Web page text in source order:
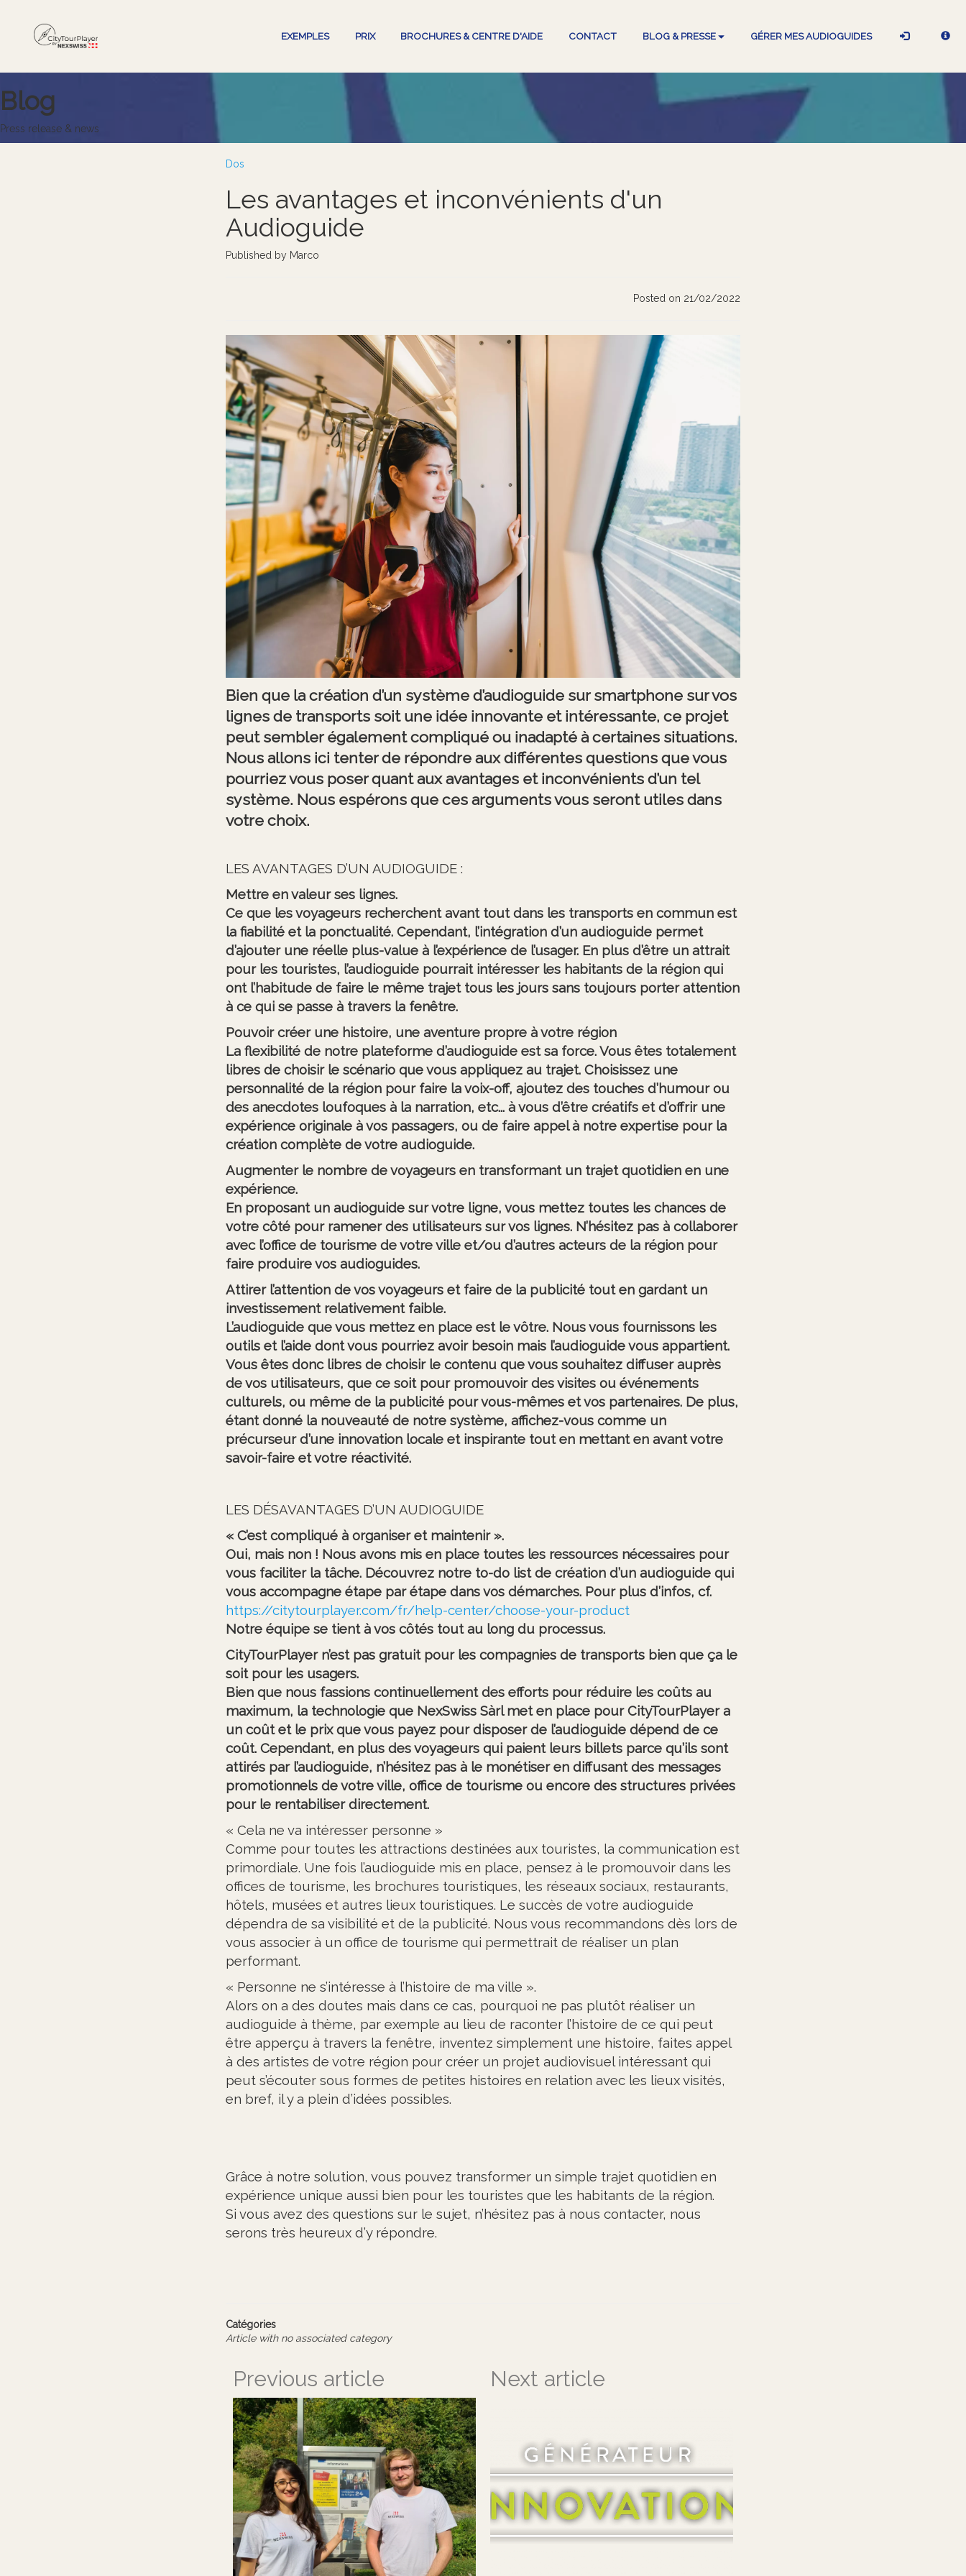
EXEMPLES PRIX BROCHURES & CENTRE D'AIDE CONTACT BLOG & PRESSE GÉRER MES AUDIOGUIDES
Blog
Press release & news
Dos
Les avantages et inconvénients d'un
Audioguide
Published by Marco
Posted on 21/02/2022
Bien que la création d’un système d’audioguide sur smartphone sur vos
lignes de transports soit une idée innovante et intéressante, ce projet
peut sembler également compliqué ou inadapté à certaines situations.
Nous allons ici tenter de répondre aux différentes questions que vous
pourriez vous poser quant aux avantages et inconvénients d’un tel
système. Nous espérons que ces arguments vous seront utiles dans
votre choix.
LES AVANTAGES D’UN AUDIOGUIDE :
Mettre en valeur ses lignes.
Ce que les voyageurs recherchent avant tout dans les transports en commun est
la fiabilité et la ponctualité. Cependant, l’intégration d’un audioguide permet
d’ajouter une réelle plus-value à l’expérience de l’usager. En plus d’être un attrait
pour les touristes, l’audioguide pourrait intéresser les habitants de la région qui
ont l’habitude de faire le même trajet tous les jours sans toujours porter attention
à ce qui se passe à travers la fenêtre.
Pouvoir créer une histoire, une aventure propre à votre région
La flexibilité de notre plateforme d’audioguide est sa force. Vous êtes totalement
libres de choisir le scénario que vous appliquez au trajet. Choisissez une
personnalité de la région pour faire la voix-off, ajoutez des touches d’humour ou
des anecdotes loufoques à la narration, etc... à vous d’être créatifs et d’offrir une
expérience originale à vos passagers, ou de faire appel à notre expertise pour la
création complète de votre audioguide.
Augmenter le nombre de voyageurs en transformant un trajet quotidien en une
expérience.
En proposant un audioguide sur votre ligne, vous mettez toutes les chances de
votre côté pour ramener des utilisateurs sur vos lignes. N’hésitez pas à collaborer
avec l’office de tourisme de votre ville et/ou d’autres acteurs de la région pour
faire produire vos audioguides.
Attirer l’attention de vos voyageurs et faire de la publicité tout en gardant un
investissement relativement faible.
L’audioguide que vous mettez en place est le vôtre. Nous vous fournissons les
outils et l’aide dont vous pourriez avoir besoin mais l’audioguide vous appartient.
Vous êtes donc libres de choisir le contenu que vous souhaitez diffuser auprès
de vos utilisateurs, que ce soit pour promouvoir des visites ou événements
culturels, ou même de la publicité pour vous-mêmes et vos partenaires. De plus,
étant donné la nouveauté de notre système, affichez-vous comme un
précurseur d’une innovation locale et inspirante tout en mettant en avant votre
savoir-faire et votre réactivité.
LES DÉSAVANTAGES D’UN AUDIOGUIDE
« C’est compliqué à organiser et maintenir ».
Oui, mais non ! Nous avons mis en place toutes les ressources nécessaires pour
vous faciliter la tâche. Découvrez notre to-do list de création d’un audioguide qui
vous accompagne étape par étape dans vos démarches. Pour plus d’infos, cf.
https://citytourplayer.com/fr/help-center/choose-your-product
Notre équipe se tient à vos côtés tout au long du processus.
CityTourPlayer n’est pas gratuit pour les compagnies de transports bien que ça le
soit pour les usagers.
Bien que nous fassions continuellement des efforts pour réduire les coûts au
maximum, la technologie que NexSwiss Sàrl met en place pour CityTourPlayer a
un coût et le prix que vous payez pour disposer de l’audioguide dépend de ce
coût. Cependant, en plus des voyageurs qui paient leurs billets parce qu’ils sont
attirés par l’audioguide, n’hésitez pas à le monétiser en diffusant des messages
promotionnels de votre ville, office de tourisme ou encore des structures privées
pour le rentabiliser directement.
« Cela ne va intéresser personne »
Comme pour toutes les attractions destinées aux touristes, la communication est
primordiale. Une fois l’audioguide mis en place, pensez à le promouvoir dans les
offices de tourisme, les brochures touristiques, les réseaux sociaux, restaurants,
hôtels, musées et autres lieux touristiques. Le succès de votre audioguide
dépendra de sa visibilité et de la publicité. Nous vous recommandons dès lors de
vous associer à un office de tourisme qui permettrait de réaliser un plan
performant.
« Personne ne s’intéresse à l’histoire de ma ville ».
Alors on a des doutes mais dans ce cas, pourquoi ne pas plutôt réaliser un
audioguide à thème, par exemple au lieu de raconter l’histoire de ce qui peut
être apperçu à travers la fenêtre, inventez simplement une histoire, faites appel
à des artistes de votre région pour créer un projet audiovisuel intéressant qui
peut s’écouter sous formes de petites histoires en relation avec les lieux visités,
en bref, il y a plein d’idées possibles.
Grâce à notre solution, vous pouvez transformer un simple trajet quotidien en
expérience unique aussi bien pour les touristes que les habitants de la région.
Si vous avez des questions sur le sujet, n’hésitez pas à nous contacter, nous
serons très heureux d’y répondre.
Catégories
Article with no associated category
Previous article Next article